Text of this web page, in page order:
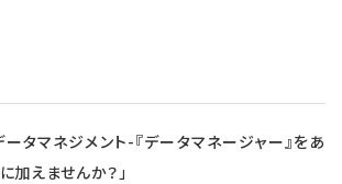
ータマネジメント-『データマネージャー』をあ
加えませんか？」